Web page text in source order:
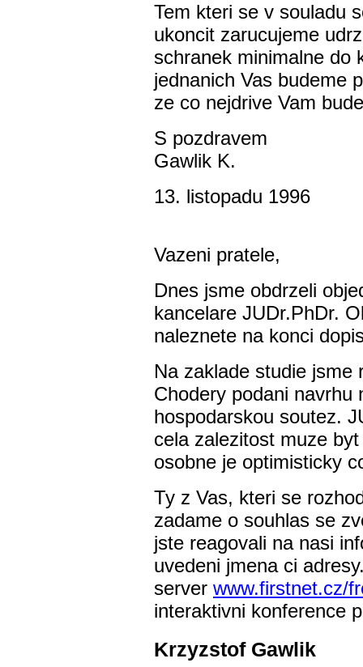
Tem kteri se v souladu
ukoncit zarucujeme
schranek minimalne do
jednanich Vas budeme
ze co nejdrive Vam
S pozdravem
Gawlik K.
13. listopadu 1996
Vazeni pratele,
Dnes jsme obdrzeli
kancelare JUDr.PhDr.
naleznete na konci
Na zaklade studie jsme
Chodery podani navrhu
hospodarskou soutez.
cela zalezitost muze
osobne je optimisticky
Ty z Vas, kteri se
zadame o souhlas se
jste reagovali na nasi
uvedeni jmena ci
server www.firstnet.cz/
interaktivni konference
Krzyzstof Gawlik